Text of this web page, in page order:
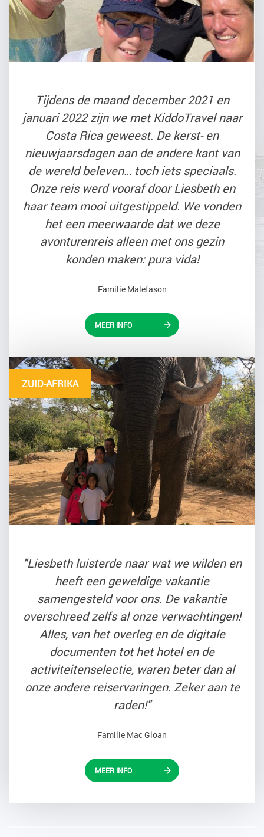
Tijdens de maand december 2021 en
januari 2022 zijn we met KiddoTravel naar
Costa Rica geweest. De kerst- en
nieuwjaarsdagen aan de andere kant van
de wereld beleven… toch iets speciaals.
Onze reis werd vooraf door Liesbeth en
haar team mooi uitgestippeld. We vonden
het een meerwaarde dat we deze
avonturenreis alleen met ons gezin
konden maken: pura vida!
Familie Malefason
MEER INFO
ZUID-AFRIKA
"Liesbeth luisterde naar wat we wilden en
heeft een geweldige vakantie
samengesteld voor ons. De vakantie
overschreed zelfs al onze verwachtingen!
Alles, van het overleg en de digitale
documenten tot het hotel en de
activiteitenselectie, waren beter dan al
onze andere reiservaringen. Zeker aan te
raden!"
Familie Mac Gloan
MEER INFO